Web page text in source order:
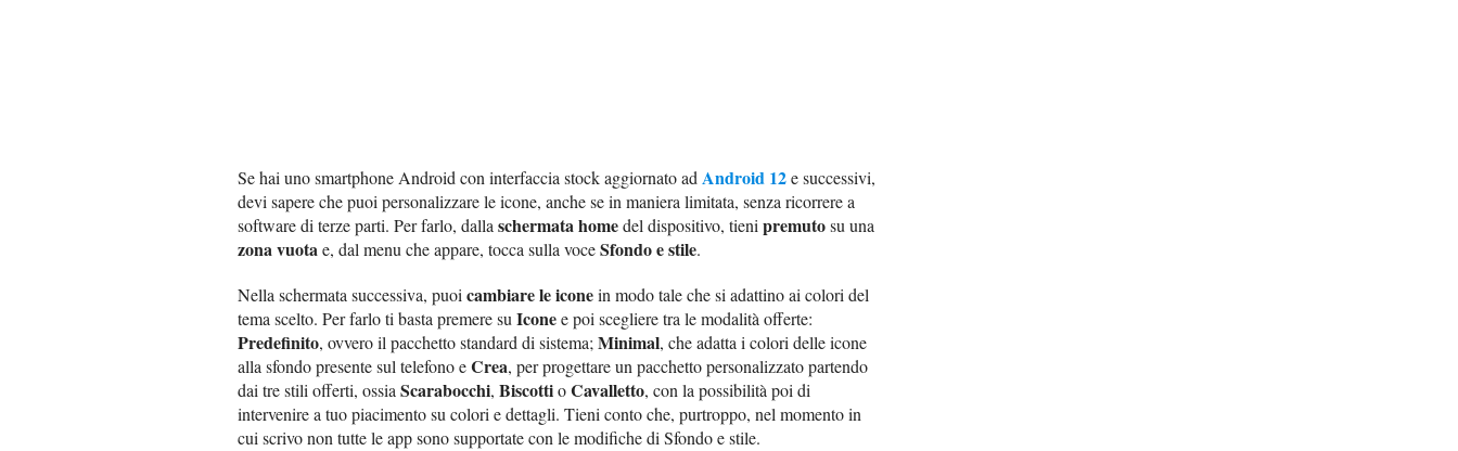
Se hai uno smartphone Android con interfaccia stock aggiornato adAndroid 12e successivi,
devi sapere che puoi personalizzare le icone, anche se in maniera limitata, senza ricorrere a
software di terze parti. Per farlo, dallaschermata homedel dispositivo, tienipremutosu una
zona vuotae, dal menu che appare, tocca sulla voceSfondo e stile.
Nella schermata successiva, puoicambiare le iconein modo tale che si adattino ai colori del
tema scelto. Per farlo ti basta premere suIconee poi scegliere tra le modalità offerte:
Predefinito, ovvero il pacchetto standard di sistema;Minimal, che adatta i colori delle icone
alla sfondo presente sul telefono eCrea, per progettare un pacchetto personalizzato partendo
dai tre stili offerti, ossiaScarabocchi, BiscottioCavalletto, con la possibilità poi di
intervenire a tuo piacimento su colori e dettagli. Tieni conto che, purtroppo, nel momento in
cui scrivo non tutte le app sono supportate con le modifiche di Sfondo e stile.